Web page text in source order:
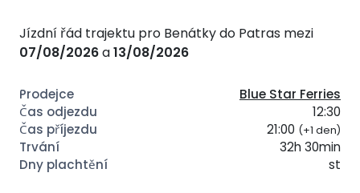
Jízdní řád trajektu pro Benátky do Patras mezi
07/08/2026a13/08/2026
Blue Star Ferries
12:30
21:00 (+1 den)
32h 30min
st